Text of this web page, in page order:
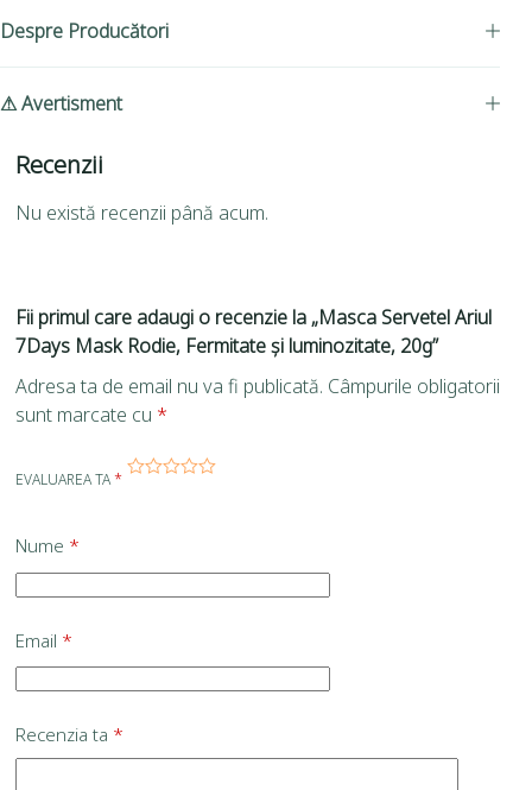
Despre Producători
⚠ Avertisment
Recenzii
Nu există recenzii până acum.
Fii primul care adaugi o recenzie la „Masca Servetel Ariul
7Days Mask Rodie, Fermitate și luminozitate, 20g”
Adresa ta de email nu va fi publicată. Câmpurile obligatorii
sunt marcate cu *
EVALUAREA TA*
Nume *
Email *
Recenzia ta *